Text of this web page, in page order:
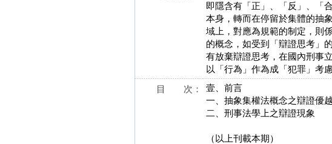
即隱含有「正」、「反」、「
本身，轉而在停留於集體的抽
域上，對應為規範的制定，則
的概念，如受到「辯證思考」
有放棄辯證思考，在國內刑事
以「行為」作為成「犯罪」考
目 次：
壹、前言
一、抽象集權法概念之辯證優
二、刑事法學上之辯證現象
（以上刊載本期）